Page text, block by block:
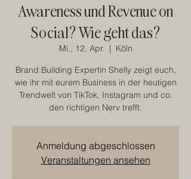
Awareness und Revenue on
Social? Wie geht das?
Mi., 12. Apr.
  |
Köln
Brand Building Expertin Shelly zeigt euch,
wie ihr mit eurem Business in der heutigen
Trendwelt von TikTok, Instagram und co.
den richtigen Nerv trefft.
Anmeldung abgeschlossen
Veranstaltungen ansehen